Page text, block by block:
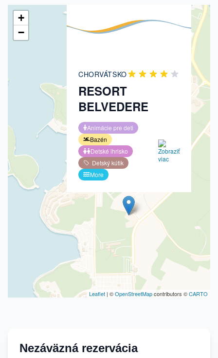
CHORVÁTSKO
RESORT
BELVEDERE
Animácie pre deti
Bazén
Detské ihrisko
Detský kútik
More
+
−
Leaflet | ©OpenStreetMapcontributors ©CARTO
Nezáväzná rezervácia